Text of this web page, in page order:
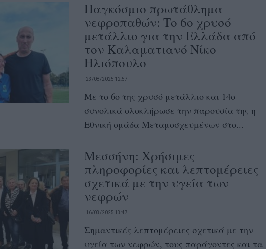
Παγκόσμιο πρωτάθλημα
νεφροπαθών: Το 6ο χρυσό
μετάλλιο για την Ελλάδα από
τον Καλαματιανό Νίκο
Ηλιόπουλο
23/08/2025 12:57
Με το 6ο της χρυσό μετάλλιο και 14ο
συνολικά ολοκλήρωσε την παρουσία της η
Εθνική ομάδα Μεταμοσχευμένων στο...
Μεσσήνη: Χρήσιμες
πληροφορίες και λεπτομέρειες
σχετικά με την υγεία των
νεφρών
16/03/2025 13:47
Σημαντικές λεπτομέρειες σχετικά με την
υγεία των νεφρών, τους παράγοντες και τα